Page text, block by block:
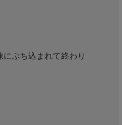
ぶち込まれて終わり